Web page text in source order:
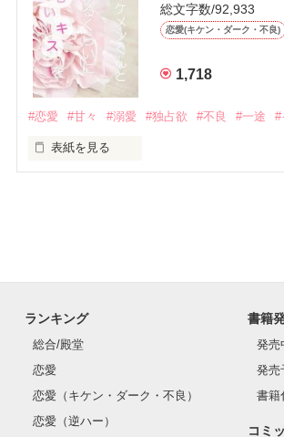
人見知りだけど優しい無自覚だけどモテる
冴木澪-SaekiMio
×
基本女子に冷たいのに澪にはわんこ男子に
篠宮光-ShinomiyaHikaru
✨.ﾟ･*..☆.｡.:*✨.☆.｡.:. *:ﾟ✨.ﾟ･*..☆.｡.:*✨
総文字数/92,933
恋愛(キケン・ダーク・不良)
1,718
#恋愛 #甘々 #溺愛 #独占欲 #不良 #一途 #
表紙を見る
クラス替えをして隣の席になったのは
金髪に近い明るい髪色
ランキング
総合/殿堂
恋愛
恋愛（キケン・ダーク・不良）
恋愛（逆ハー）
書籍
発売
発売
書籍
コミ